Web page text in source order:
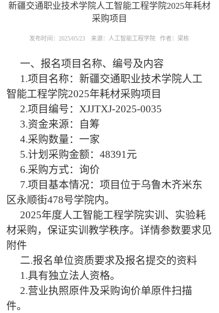
新疆交通职业技术学院人工智能工程学院2025年耗材
采购项目
发布时间：2025/05/23 来源：人工智能工程学院 作者：梁栋
一、报名项目名称、编号及内容
1.项目名称：新疆交通职业技术学院人工
智能工程学院2025年耗材采购项目
2.项目编号：XJJTXJ-2025-0035
3.资金来源：自筹
4.采购数量：一家
5.计划采购金额：48391元
6.采购方式：询价
7.项目基本情况：项目位于乌鲁木齐米东
区永顺街478号学院内。
2025年度人工智能工程学院实训、实验耗
材采购，保证实训教学秩序。详情参数要求见
附件
二.报名单位资质要求及报名提交的资料
1.具有独立法人资格。
2.营业执照原件及采购询价单原件扫描
件。